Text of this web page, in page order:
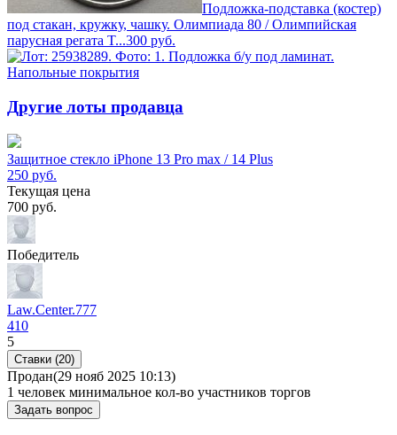
Подложка-подставка (костер)
под стакан, кружку, чашку. Олимпиада 80 / Олимпийская
парусная регата T...300 руб.
Другие лоты продавца
Защитное стекло iPhone 13 Pro max / 14 Plus
250 руб.
Текущая цена
700 руб.
Победитель
Law.Center.777
410
5
Ставки (20)
Продан(29 нояб 2025 10:13)
1 человек минимальное кол-во участников торгов
Задать вопрос